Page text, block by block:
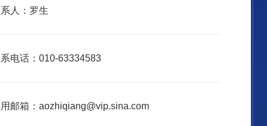
人：罗生
电话：010-63334583
邮箱：aozhiqiang@vip.sina.com